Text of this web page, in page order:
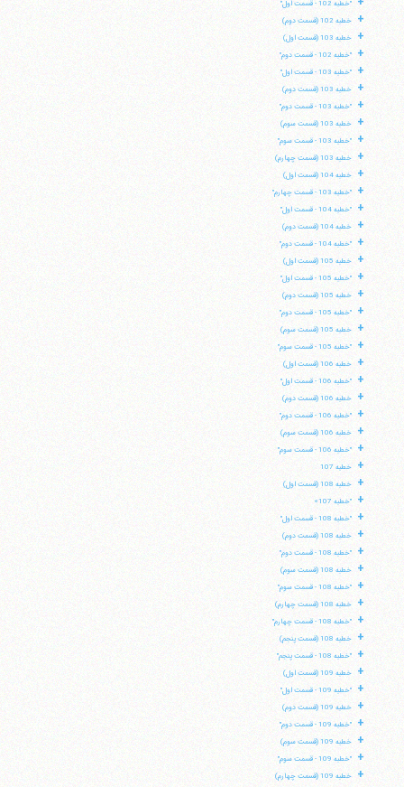
"خطبه 102 - قسمت اول"
+ خطبه 102 (قسمت دوم)
+ خطبه 103 (قسمت اول)
+ "خطبه 102 - قسمت دوم"
+ "خطبه 103 - قسمت اول"
+ خطبه 103 (قسمت دوم)
+ "خطبه 103 - قسمت دوم"
+ خطبه 103 (قسمت سوم)
+ "خطبه 103 - قسمت سوم"
+ خطبه 103 (قسمت چهارم)
+ خطبه 104 (قسمت اول)
+ "خطبه 103 - قسمت چهارم"
+ "خطبه 104 - قسمت اول"
+ خطبه 104 (قسمت دوم)
+ "خطبه 104 - قسمت دوم"
+ خطبه 105 (قسمت اول)
+ "خطبه 105 - قسمت اول"
+ خطبه 105 (قسمت دوم)
+ "خطبه 105 - قسمت دوم"
+ خطبه 105 (قسمت سوم)
+ "خطبه 105 - قسمت سوم"
+ خطبه 106 (قسمت اول)
+ "خطبه 106 - قسمت اول"
+ خطبه 106 (قسمت دوم)
+ "خطبه 106 - قسمت دوم"
+ خطبه 106 (قسمت سوم)
+ "خطبه 106 - قسمت سوم"
+ خطبه 107
+ خطبه 108 (قسمت اول)
+ "خطبه 107»
+ "خطبه 108 - قسمت اول"
+ خطبه 108 (قسمت دوم)
+ "خطبه 108 - قسمت دوم"
+ خطبه 108 (قسمت سوم)
+ "خطبه 108 - قسمت سوم"
+ خطبه 108 (قسمت چهارم)
+ "خطبه 108 - قسمت چهارم"
+ خطبه 108 (قسمت پنجم)
+ "خطبه 108 - قسمت پنجم"
+ خطبه 109 (قسمت اول)
+ "خطبه 109 - قسمت اول"
+ خطبه 109 (قسمت دوم)
+ "خطبه 109 - قسمت دوم"
+ خطبه 109 (قسمت سوم)
+ "خطبه 109 - قسمت سوم"
+ خطبه 109 (قسمت چهارم)